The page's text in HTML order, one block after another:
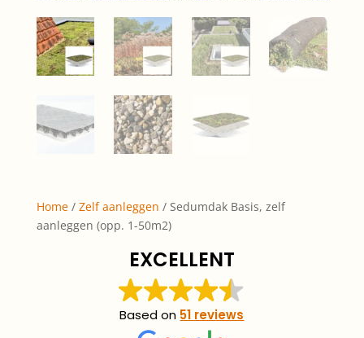
Home/ Zelf aanleggen / Sedumdak Basis, zelf
aanleggen (opp. 1-50m2)
EXCELLENT
Based on 51 reviews